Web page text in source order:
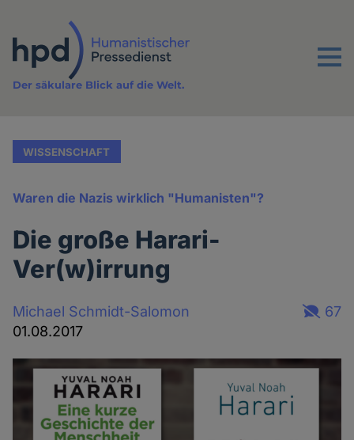
Inhalt
Menu
Der säkulare Blick auf die Welt.
WISSENSCHAFT
Waren die Nazis wirklich "Humanisten"?
Die große Harari-
Ver(w)irrung
Michael Schmidt-Salomon
01.08.2017
67